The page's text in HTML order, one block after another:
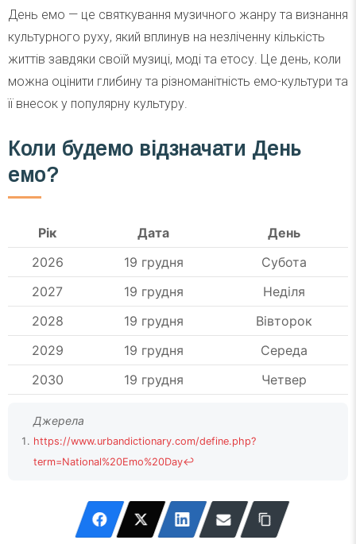
День емо — це святкування музичного жанру та визнання
культурного руху, який вплинув на незліченну кількість
життів завдяки своїй музиці, моді та етосу. Це день, коли
можна оцінити глибину та різноманітність емо-культури та
її внесок у популярну культуру.
Коли будемо відзначати День
емо?
Рік Дата
День
2026
19 грудня
Субота
2027
19 грудня
Неділя
2028
19 грудня
Вівторок
2029
19 грудня
Середа
2030
19 грудня Четвер
https://www.urbandictionary.com/define.php?
term=National%20Emo%20Day↩